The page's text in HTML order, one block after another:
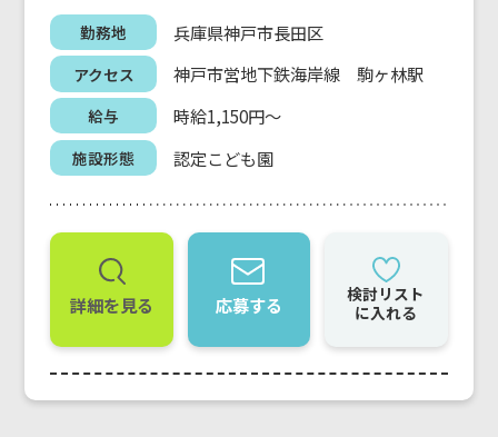
勤務地 兵庫県神戸市長田区
アクセス 神戸市営地下鉄海岸線 駒ヶ林駅
給与 時給1,150円～
施設形態 認定こども園
詳細を見る 応募する
検討リスト
に入れる